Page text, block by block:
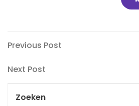
Bericht
navigatie
Previous
Previous Post
Next
Next Post
Zoeken